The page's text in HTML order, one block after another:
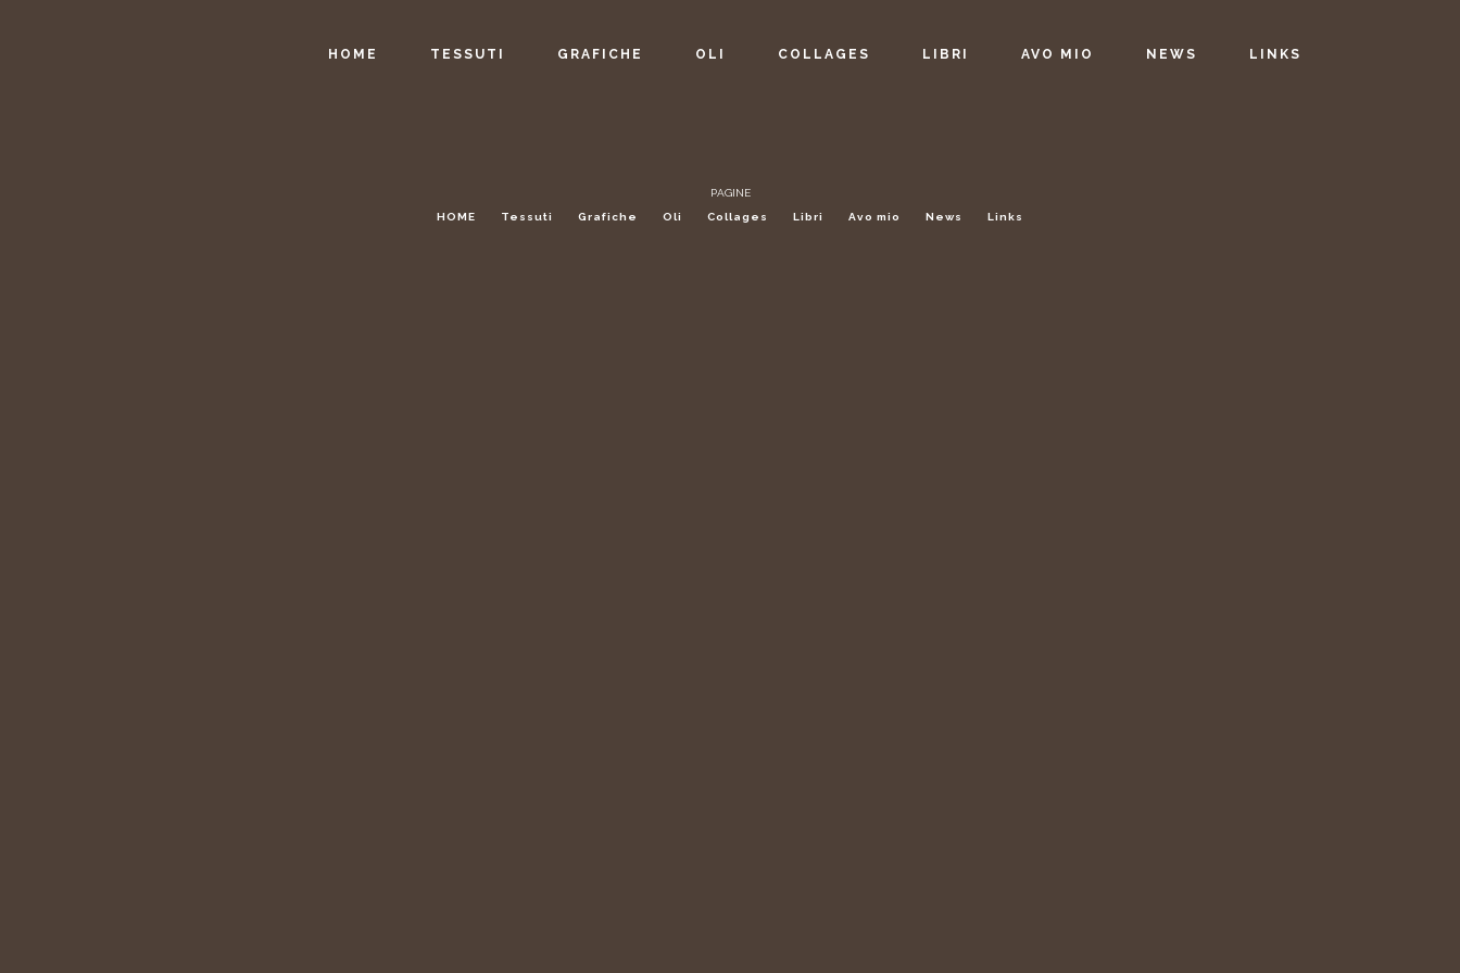
HOME TESSUTI GRAFICHE OLI COLLAGES LIBRI AVO MIO NEWS LINKS
PAGINE
HOME
Tessuti Grafiche Oli Collages Libri Avo mio News Links